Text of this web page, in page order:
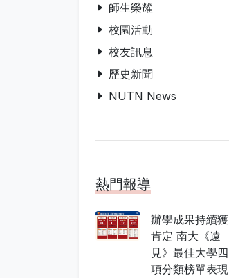
師生榮耀
校園活動
校友訊息
歷史新聞
NUTN News
熱門報導
辦學成果持續獲
肯定 南大《遠
見》最佳大學四
項分類榜單表現